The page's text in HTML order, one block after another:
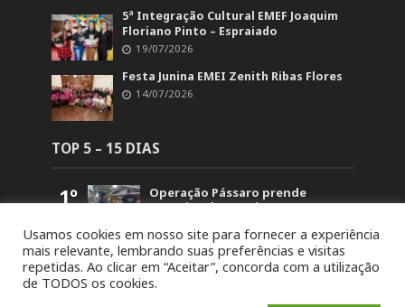
5ª Integração Cultural EMEF Joaquim
Floriano Pinto – Espraiado
19/07/2026
Festa Junina EMEI Zenith Ribas Flores
14/07/2026
TOP 5 – 15 DIAS
1º
Operação Pássaro prende
suspeito de mandar matar
5.837
2º
Retorno no acesso a Arvorezinha
permanece bloqueado na BR-386
até domingo (26)
Usamos cookies em nosso site para fornecer a experiência
mais relevante, lembrando suas preferências e visitas
repetidas. Ao clicar em “Aceitar”, concorda com a utilização
de TODOS os cookies.